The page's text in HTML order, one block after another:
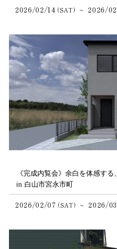
2026/02/14 (SAT) ~ 2026/
《完成内覧会》余白を体感す
in 白山市宮永市町
2026/02/07 (SAT) ~ 2026/